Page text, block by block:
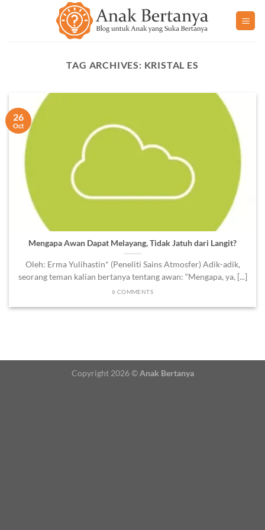
TAG ARCHIVES: KRISTAL ES
Mengapa Awan Dapat Melayang, Tidak Jatuh dari Langit?
Oleh: Erma Yulihastin* (Peneliti Sains Atmosfer) Adik-adik,
seorang teman kalian bertanya tentang awan: “Mengapa, ya, [...]
6 COMMENTS
26
Oct
Copyright 2026 ©Anak Bertanya